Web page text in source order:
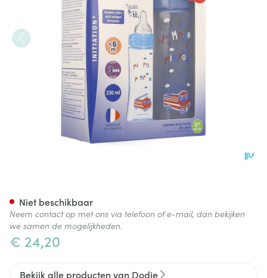
€ 24,20
Niet beschikbaar
Neem contact op met ons via telefoon of e-mail, dan bekijken
we samen de mogelijkheden.
Bekijk alle producten van Dodie